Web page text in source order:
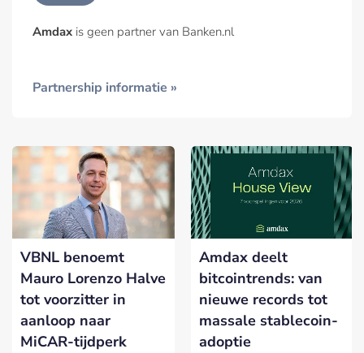
Amdax is geen partner van Banken.nl
Partnership informatie »
VBNL benoemt
Mauro Lorenzo Halve
tot voorzitter in
aanloop naar
MiCAR-tijdperk
Amdax deelt
bitcointrends: van
nieuwe records tot
massale stablecoin-
adoptie